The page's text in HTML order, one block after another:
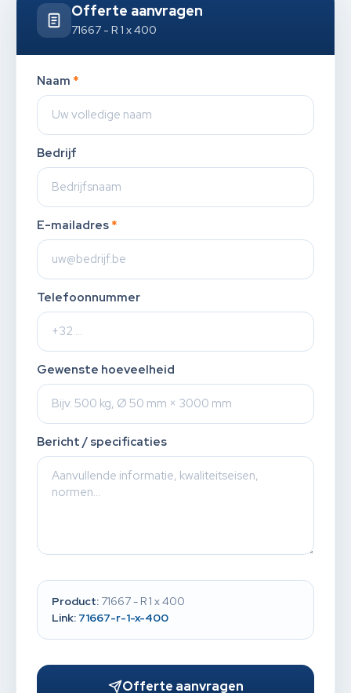
Offerte aanvragen
71667 - R 1 x 400
Naam *
Bedrijf
E-mailadres *
Telefoonnummer
Gewenste hoeveelheid
Bericht / specificaties
Product: 71667 - R 1 x 400
Link: 71667-r-1-x-400
Offerte aanvragen